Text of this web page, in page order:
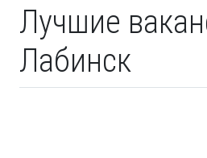
Лучшие
Лабинск